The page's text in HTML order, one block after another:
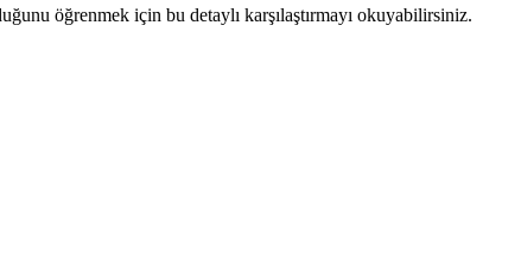
öğrenmek için bu detaylı karşılaştırmayı okuyabilirsiniz.